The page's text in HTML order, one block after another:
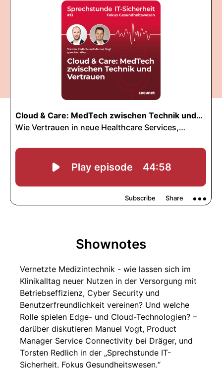
Shownotes
Vernetzte Medizintechnik - wie lassen sich im
Klinikalltag neuer Nutzen in der Versorgung mit
Betriebseffizienz, Cyber Security und
Benutzerfreundlichkeit vereinen? Und welche
Rolle spielen Edge- und Cloud-Technologien? –
darüber diskutieren Manuel Vogt, Product
Manager Service Connectivity bei Dräger, und
Torsten Redlich in der „Sprechstunde IT-
Sicherheit. Fokus Gesundheitswesen.“